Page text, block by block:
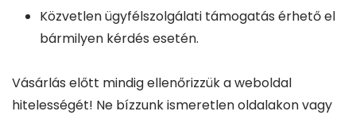
Közvetlen ügyfélszolgálati támogatás érhető el
bármilyen kérdés esetén.
Vásárlás előtt mindig ellenőrizzük a weboldal
hitelességét! Ne bízzunk ismeretlen oldalakon vagy